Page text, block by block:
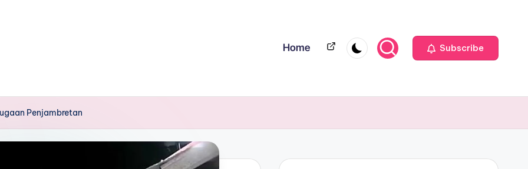
Home Home Subscribe
Penjambretan